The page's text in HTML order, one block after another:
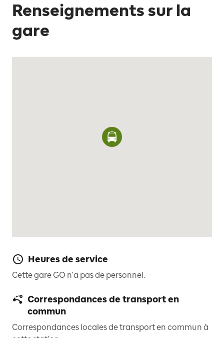
Renseignements sur la
gare
Heures de service
Cette gare GO n'a pas de personnel.
Correspondances de transport en
commun
Correspondances locales de transport en commun à